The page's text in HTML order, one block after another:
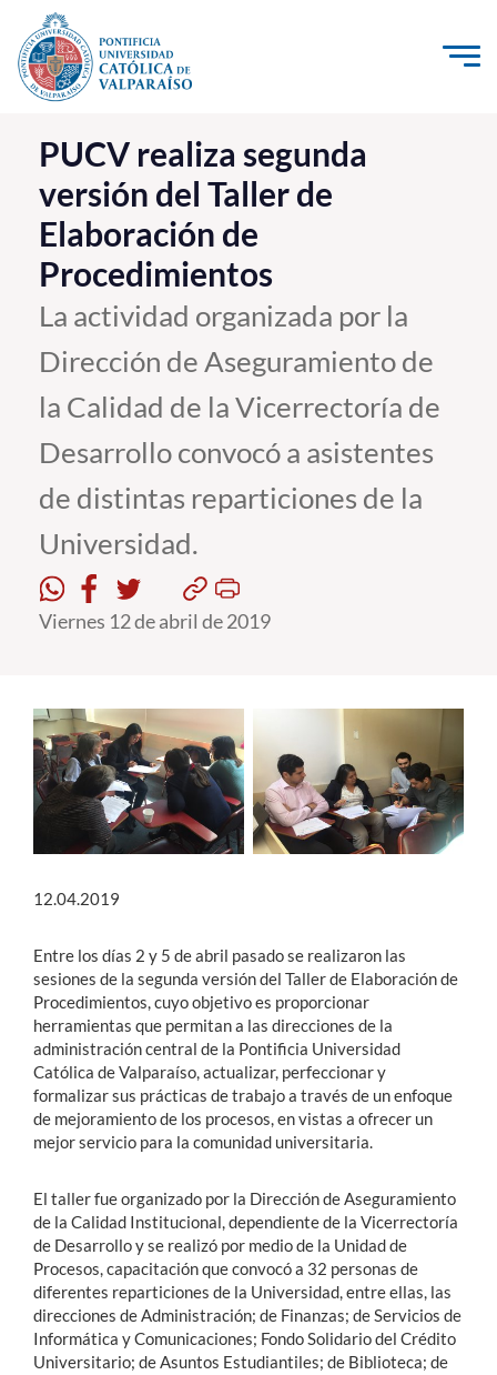
Click acá para ir directamente al contenido
La Universidad
Investigación, Creación e Innovación
PUCV Internacional
Vinculación con el Medio
Admisión
Pregrado
Postgrado
Formación Continua
Estudiantes
Académicos
English
PUCV realiza segunda
versión del Taller de
Elaboración de
Procedimientos
La actividad organizada por la
Dirección de Aseguramiento de
la Calidad de la Vicerrectoría de
Desarrollo convocó a asistentes
de distintas reparticiones de la
Universidad.
Viernes 12 de abril de 2019
12.04.2019
Entre los días 2 y 5 de abril pasado se realizaron las
sesiones de la segunda versióndel Taller de Elaboración de
Procedimientos, cuyo objetivo es proporcionar
herramientas que permitan a las direcciones de la
administración central de la Pontificia Universidad
Católica de Valparaíso, actualizar, perfeccionar y
formalizar sus prácticas de trabajo a través de un enfoque
de mejoramiento de los procesos, en vistas a ofrecer un
mejor servicio para la comunidad universitaria.
El taller fue organizado por la Dirección de Aseguramiento
de la Calidad Institucional, dependiente de la Vicerrectoría
de Desarrollo y se realizó por medio de la Unidad de
Procesos, capacitación que convocó a 32 personas de
diferentes reparticiones de la Universidad, entre ellas, las
direcciones de Administración; de Finanzas; de Servicios de
Informática y Comunicaciones; Fondo Solidario del Crédito
Universitario; de Asuntos Estudiantiles; de Biblioteca; de